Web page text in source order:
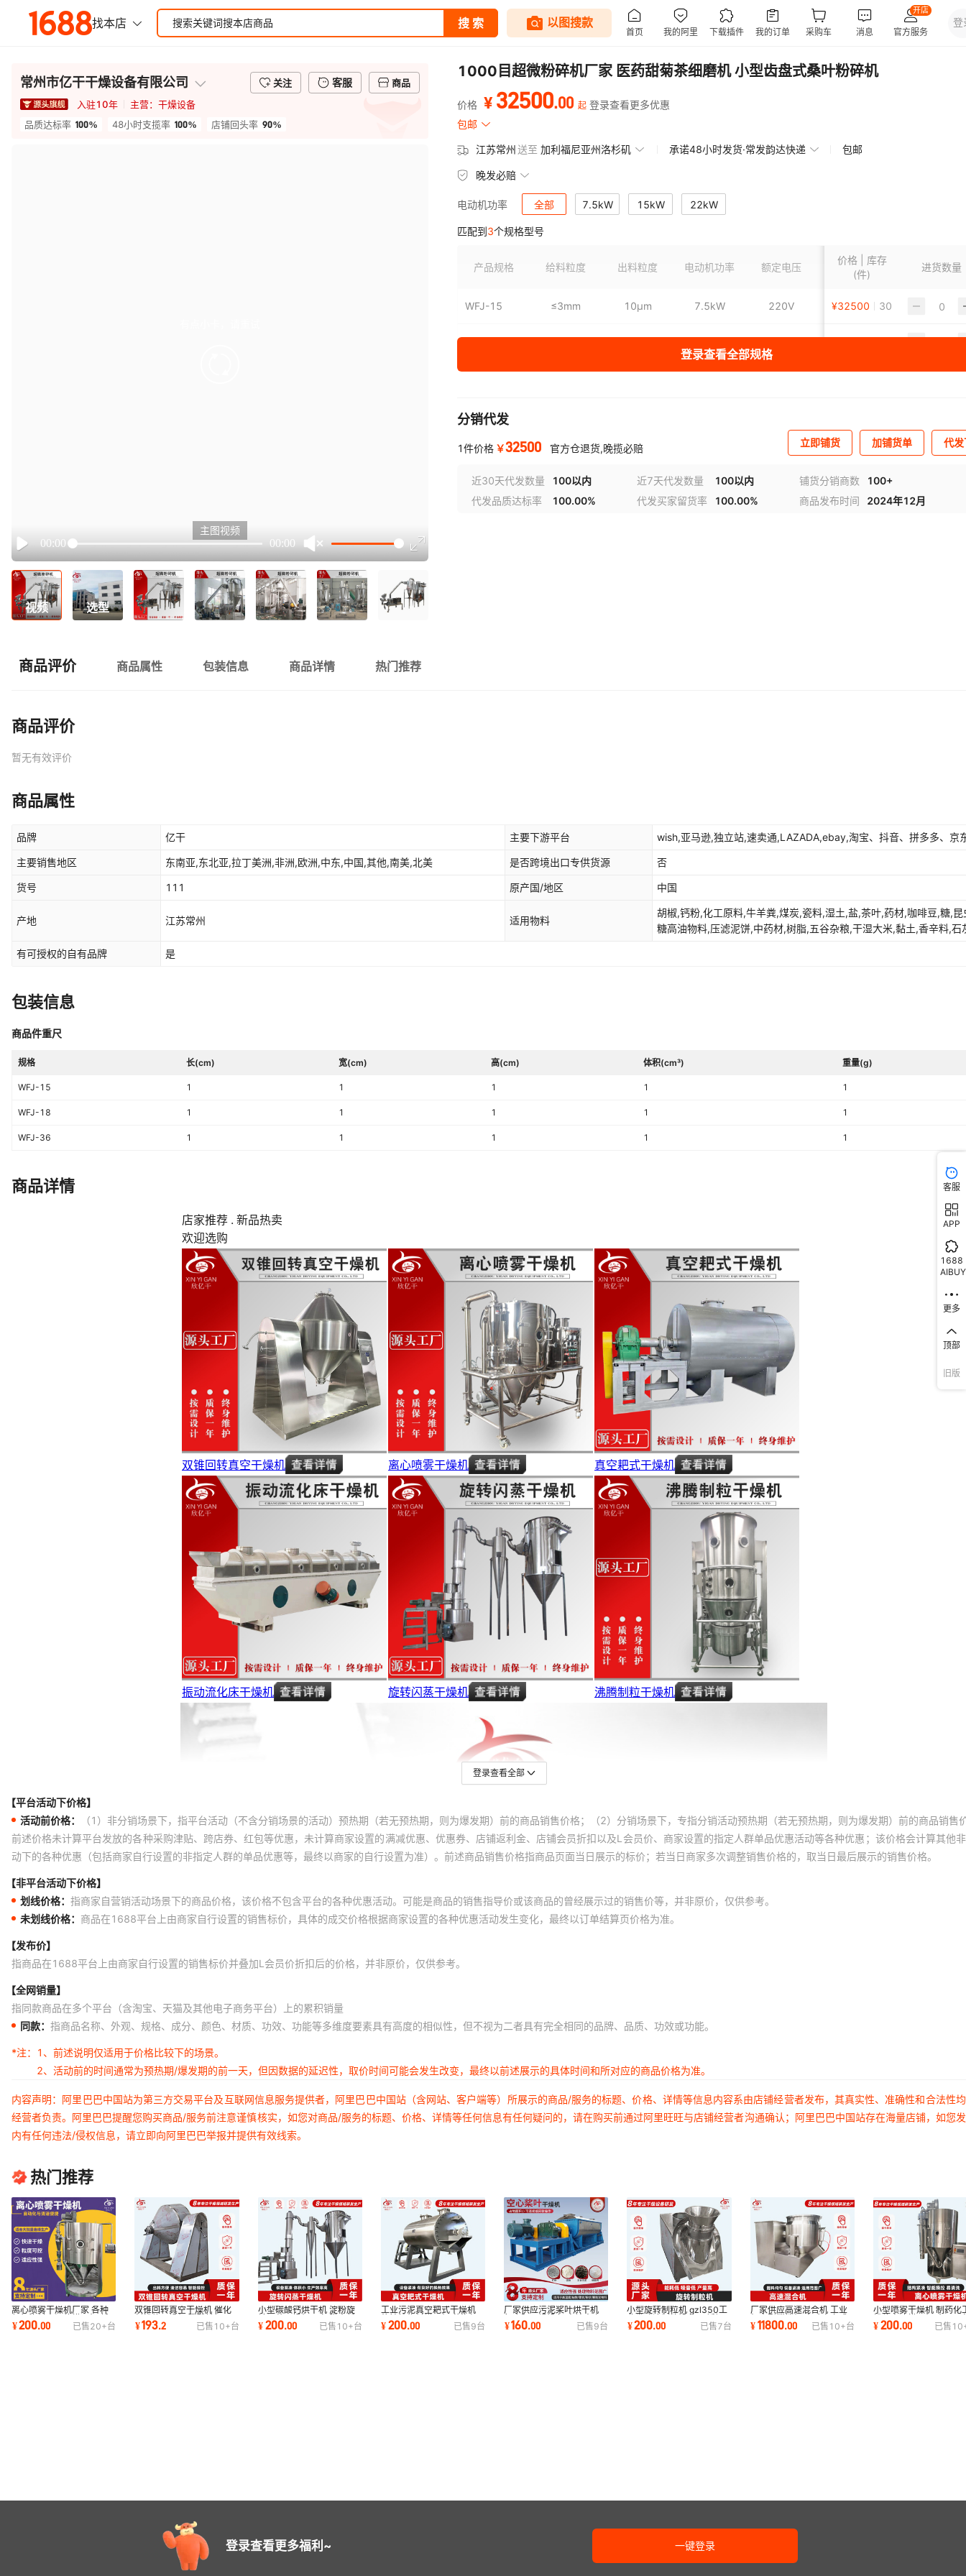
常州市亿干干燥设备有限公司 关注 客服
商品
入驻10年 主营：干燥设备
品质达标率 100% 48小时支揽率 100% 店铺回头率 90%
Play
00:00 00:00
主图视频
视频 选型
1000目超微粉碎机厂家 医药甜菊茶细磨机 小型齿盘式桑叶粉碎机
价格 ¥ 32500.00 起 登录查看更多优惠
包邮
江苏常州送至 加利福尼亚州洛杉矶 承诺48小时发货·常发韵达快递 包邮
晚发必赔
电动机功率 全部 7.5kW 15kW 22kW
匹配到3个规格型号
产品规格 给料粒度 出料粒度 电动机功率 额定电压 处理量
价格 | 库存
(件)
进货数量
WFJ-15 ≤3mm 10µm 7.5kW 220V 10-100KG/H
¥32500 30
WFJ-18 ≤3mm 10µm 15kW 220V 10-100KG/H
¥36000 30
登录查看全部规格
分销代发
1件价格 ￥32500 官方仓退货,晚揽必赔 立即铺货 加铺货单 代
近30天代发数量 100以内 近7天代发数量 100以内 铺货分销商数
100+
代发品质达标率
100.00% 代发买家留货率 100.00% 商品发布时间 2024年12月
商品评价 商品属性 包装信息 商品详情 热门推荐
商品评价
暂无有效评价
商品属性
品牌 亿干 主要下游平台 wish,亚马逊,独立站,速卖通,LAZADA,ebay,淘宝、抖音、拼多多、京
主要销售地区 东南亚,东北亚,拉丁美洲,非洲,欧洲,中东,中国,其他,南美,北美 是否跨境出口专供货源 否
货号 111 原产国/地区 中国
产地 江苏常州 适用物料
胡椒,钙粉,化工原料,牛羊粪,煤炭,瓷料,湿土,盐,茶叶,药材,咖啡豆,糖,
糖高油物料,压滤泥饼,中药材,树脂,五谷杂粮,干湿大米,黏土,香辛料,石
有可授权的自有品牌 是
包装信息
商品件重尺
规格 长(cm) 宽(cm) 高(cm) 体积(cm³) 重量(g)
WFJ-15 1 1 1 1 1
WFJ-18 1 1 1 1 1
WFJ-36 1 1 1 1 1
商品详情
登录查看全部
【平台活动下价格】
活动前价格：
（1）非分销场景下，指平台活动（不含分销场景的活动）预热期（若无预热期，则为爆发期）前的商品销售价格；（2）分销场景下，专指分销活动预热期（若无预热期，则为爆发期）前的商品销售
前述价格未计算平台发放的各种采购津贴、跨店券、红包等优惠，未计算商家设置的满减优惠、优惠券、店铺返利金、店铺会员折扣以及L会员价、商家设置的指定人群单品优惠活动等各种优惠；该价格会计算其他
动下的各种优惠（包括商家自行设置的非指定人群的单品优惠等，最终以商家的自行设置为准）。前述商品销售价格指商品页面当日展示的标价；若当日商家多次调整销售价格的，取当日最后展示的销售价格。
【非平台活动下价格】
划线价格： 指商家自营销活动场景下的商品价格，该价格不包含平台的各种优惠活动。可能是商品的销售指导价或该商品的曾经展示过的销售价等，并非原价，仅供参考。
未划线价格： 商品在1688平台上由商家自行设置的销售标价，具体的成交价格根据商家设置的各种优惠活动发生变化，最终以订单结算页价格为准。
【发布价】
指商品在1688平台上由商家自行设置的销售标价并叠加L会员价折扣后的价格，并非原价，仅供参考。
【全网销量】
指同款商品在多个平台（含淘宝、天猫及其他电子商务平台）上的累积销量
同款： 指商品名称、外观、规格、成分、颜色、材质、功效、功能等多维度要素具有高度的相似性，但不视为二者具有完全相同的品牌、品质、功效或功能。
*注：
1、前述说明仅适用于价格比较下的场景。
2、活动前的时间通常为预热期/爆发期的前一天，但因数据的延迟性，取价时间可能会发生改变，最终以前述展示的具体时间和所对应的商品价格为准。
内容声明：阿里巴巴中国站为第三方交易平台及互联网信息服务提供者，阿里巴巴中国站（含网站、客户端等）所展示的商品/服务的标题、价格、详情等信息内容系由店铺经营者发布，其真实性、准确性和合法性
经营者负责。阿里巴巴提醒您购买商品/服务前注意谨慎核实，如您对商品/服务的标题、价格、详情等任何信息有任何疑问的，请在购买前通过阿里旺旺与店铺经营者沟通确认；阿里巴巴中国站存在海量店铺，如您
内有任何违法/侵权信息，请立即向阿里巴巴举报并提供有效线索。
热门推荐
离心喷雾干燥机厂家 各种
偶氮染料中间体烘干机 低
温喷雾干燥机
¥200.00 已售20+台
双锥回转真空干燥机 催化
剂粉体干燥机 磷酸铁锂不
锈钢双锥干燥机
¥193.2 已售 10+台
小型碳酸钙烘干机 淀粉旋
转闪蒸干燥机厂家 膳食纤
维闪蒸式干燥机
¥200.00 已售 10+台
工业污泥真空耙式干燥机
热敏性物料烘干机 蒸汽加
热耙式干燥机
¥200.00 已售9台
厂家供应污泥桨叶烘干机
复合肥干燥设备 高岭土空
心桨叶干燥机
¥160.00 已售9台
小型旋转制粒机 gzl350工
业发酵液制粒设备 不锈钢
旋转式造粒机
¥200.00 已售7台
厂家供应高速混合机 工业
级小型搅拌机 实验室立式
高速混合机
¥11800.00 已售 10+台
小型喷雾干燥机 制药化
粉体高速烘干机 食品果
离心喷雾干燥机
¥200.00 已售
登录查看更多福利~ 一键登录
客服
APP
1688
AIBUY
更多
顶部
旧版